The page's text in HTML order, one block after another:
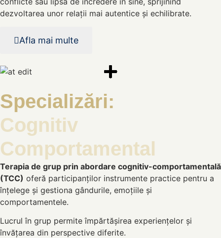
dezvoltarea unor relații mai autentice și echilibrate.
Afla mai multe
Specializări:
Cognitiv
Comportamental
Terapia de grup prin abordare cognitiv-comportamentală
(TCC) oferă participanților instrumente practice pentru a
înțelege și gestiona gândurile, emoțiile și
comportamentele.
Lucrul în grup permite împărtășirea experiențelor și
învățarea din perspective diferite.